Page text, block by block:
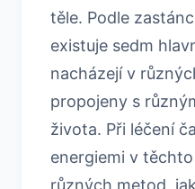
těle. Podle
existuje sedm
nacházejí v
propojeny s
života. Při léčení
energiemi v
různých metod,